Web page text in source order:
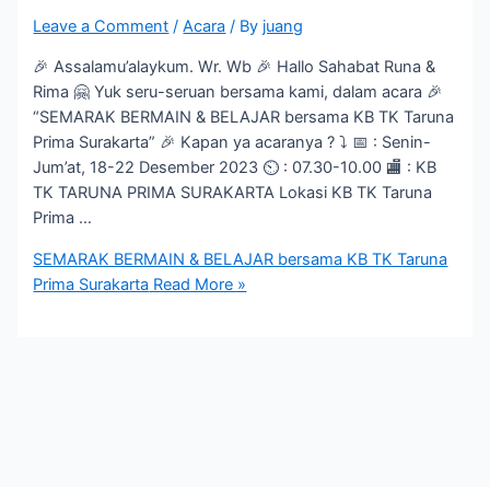
Leave a Comment /Acara / By juang
🎉 Assalamu’alaykum. Wr. Wb 🎉 Hallo Sahabat Runa &
Rima 🤗 Yuk seru-seruan bersama kami, dalam acara 🎉
“SEMARAK BERMAIN & BELAJAR bersama KB TK Taruna
Prima Surakarta” 🎉 Kapan ya acaranya ? ⤵️ 📅 : Senin-
Jum’at, 18-22 Desember 2023 ⏲ : 07.30-10.00 🏬 : KB
TK TARUNA PRIMA SURAKARTA Lokasi KB TK Taruna
Prima …
SEMARAK BERMAIN & BELAJAR bersama KB TK Taruna
Prima Surakarta Read More »